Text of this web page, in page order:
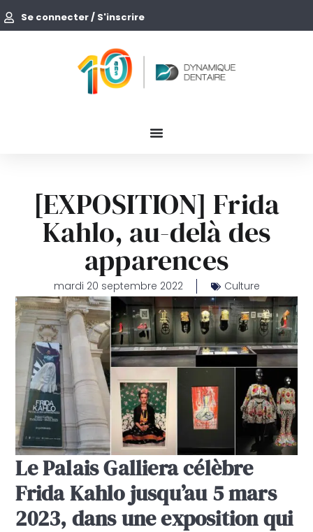
Se connecter / S'inscrire
[EXPOSITION] Frida
Kahlo, au-delà des
apparences
mardi 20 septembre 2022 Culture
Le Palais Galliera célèbre
Frida Kahlo jusqu’au 5 mars
2023, dans une exposition qui